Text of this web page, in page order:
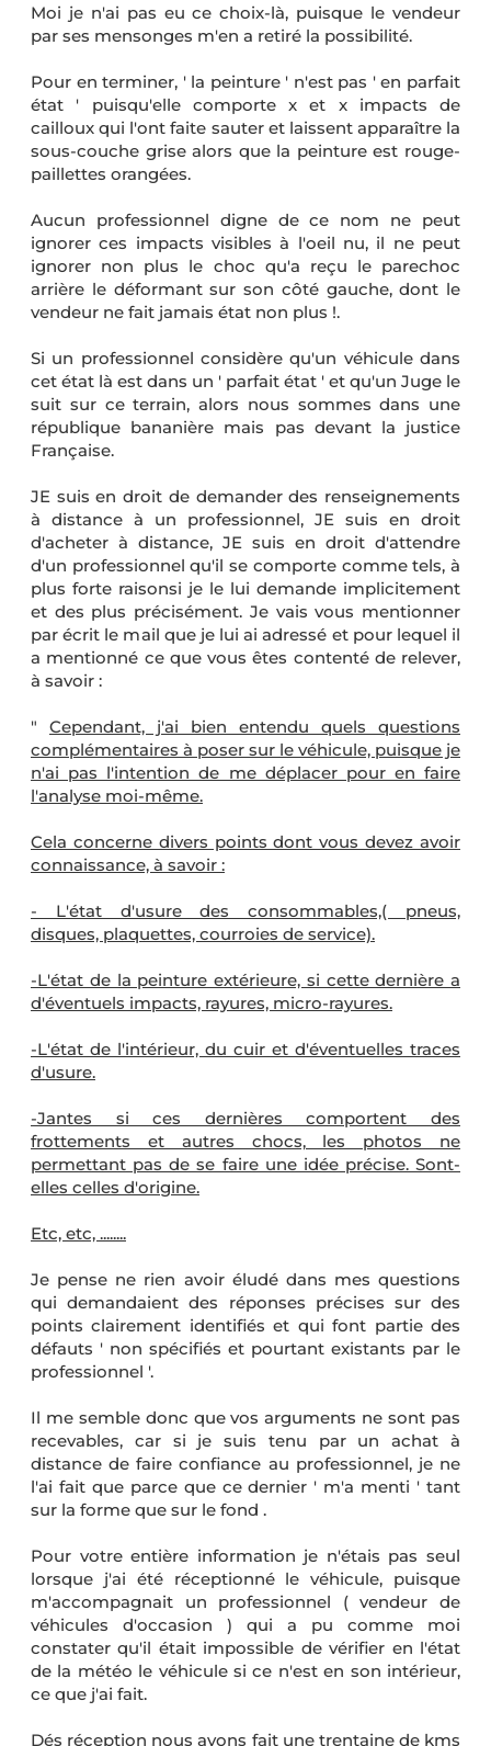
Moi je n'ai pas eu ce choix-là, puisque le vendeur
par ses mensonges m'en a retiré la possibilité.
Pour en terminer, ' la peinture ' n'est pas ' en parfait
état ' puisqu'elle comporte x et x impacts de
cailloux qui l'ont faite sauter et laissent apparaître la
sous-couche grise alors que la peinture est rouge-
paillettes orangées.
Aucun professionnel digne de ce nom ne peut
ignorer ces impacts visibles à l'oeil nu, il ne peut
ignorer non plus le choc qu'a reçu le parechoc
arrière le déformant sur son côté gauche, dont le
vendeur ne fait jamais état non plus !.
Si un professionnel considère qu'un véhicule dans
cet état là est dans un ' parfait état ' et qu'un Juge le
suit sur ce terrain, alors nous sommes dans une
république bananière mais pas devant la justice
Française.
JE suis en droit de demander des renseignements
à distance à un professionnel, JE suis en droit
d'acheter à distance, JE suis en droit d'attendre
d'un professionnel qu'il se comporte comme tels, à
plus forte raisonsi je le lui demande implicitement
et des plus précisément. Je vais vous mentionner
par écrit le mail que je lui ai adressé et pour lequel il
a mentionné ce que vous êtes contenté de relever,
à savoir :
" Cependant, j'ai bien entendu quels questions
complémentaires à poser sur le véhicule, puisque je
n'ai pas l'intention de me déplacer pour en faire
l'analyse moi-même.
Cela concerne divers points dont vous devez avoir
connaissance, à savoir :
- L'état d'usure des consommables,( pneus,
disques, plaquettes, courroies de service).
-L'état de la peinture extérieure, si cette dernière a
d'éventuels impacts, rayures, micro-rayures.
-L'état de l'intérieur, du cuir et d'éventuelles traces
d'usure.
-Jantes si ces dernières comportent des
frottements et autres chocs, les photos ne
permettant pas de se faire une idée précise. Sont-
elles celles d'origine.
Etc, etc, ........
Je pense ne rien avoir éludé dans mes questions
qui demandaient des réponses précises sur des
points clairement identifiés et qui font partie des
défauts ' non spécifiés et pourtant existants par le
professionnel '.
Il me semble donc que vos arguments ne sont pas
recevables, car si je suis tenu par un achat à
distance de faire confiance au professionnel, je ne
l'ai fait que parce que ce dernier ' m'a menti ' tant
sur la forme que sur le fond .
Pour votre entière information je n'étais pas seul
lorsque j'ai été réceptionné le véhicule, puisque
m'accompagnait un professionnel ( vendeur de
véhicules d'occasion ) qui a pu comme moi
constater qu'il était impossible de vérifier en l'état
de la météo le véhicule si ce n'est en son intérieur,
ce que j'ai fait.
Dés réception nous avons fait une trentaine de kms